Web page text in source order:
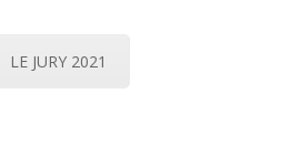
LE JURY 2021